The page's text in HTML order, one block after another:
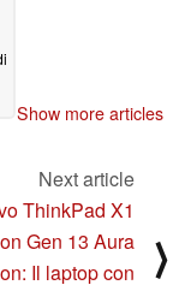
Show more articles
Next article
ThinkPad X1
Gen 13 Aura
Il laptop con
⟩